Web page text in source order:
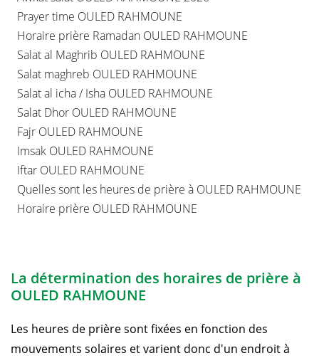
Prayer time OULED RAHMOUNE
Horaire prière Ramadan OULED RAHMOUNE
Salat al Maghrib OULED RAHMOUNE
Salat maghreb OULED RAHMOUNE
Salat al icha / Isha OULED RAHMOUNE
Salat Dhor OULED RAHMOUNE
Fajr OULED RAHMOUNE
Imsak OULED RAHMOUNE
Iftar OULED RAHMOUNE
Quelles sont les heures de prière à OULED RAHMOUNE
Horaire prière OULED RAHMOUNE
La détermination des horaires de prière à
OULED RAHMOUNE
Les heures de prière sont fixées en fonction des
mouvements solaires et varient donc d'un endroit à